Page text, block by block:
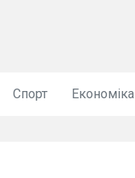
Спорт Економіка